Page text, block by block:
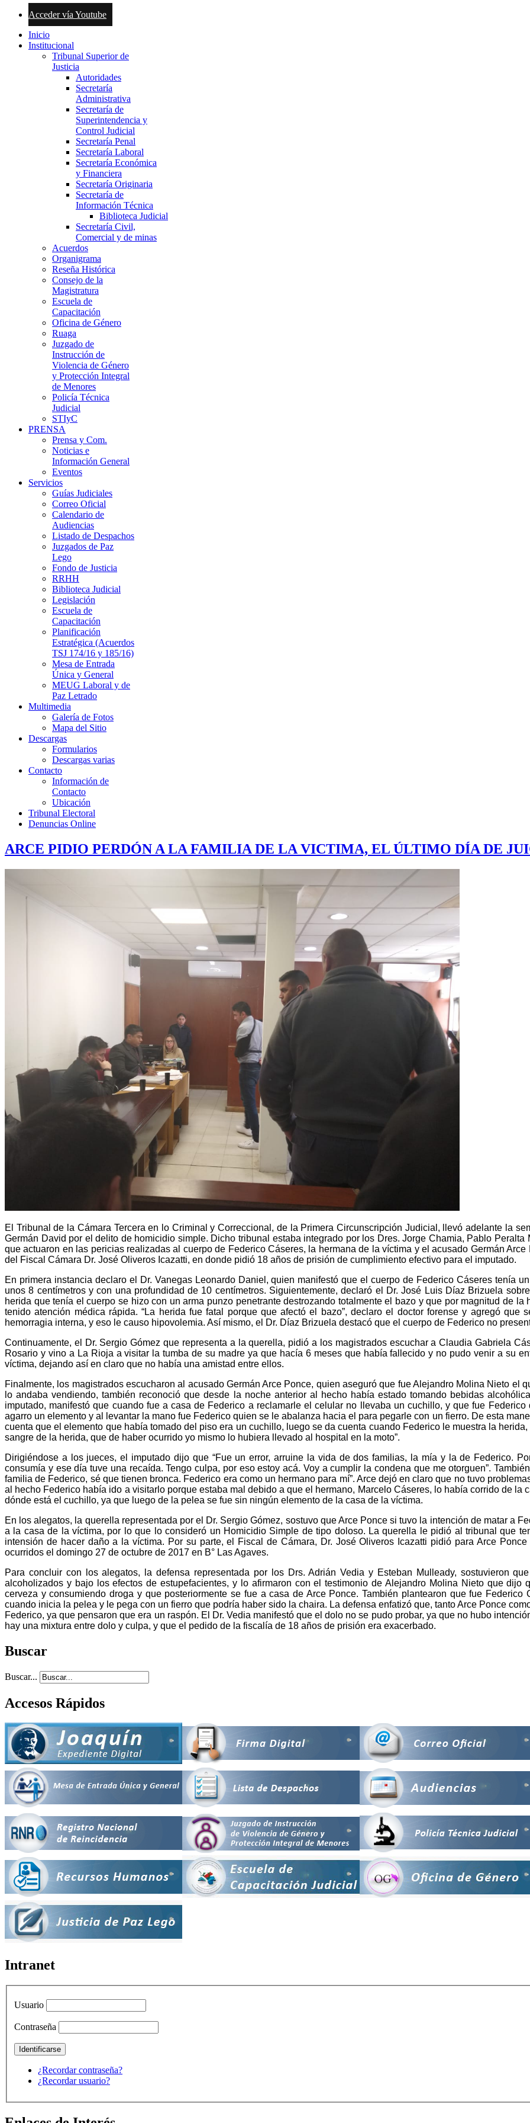
Acceder vía Youtube
Inicio
Institucional
Tribunal Superior de
Justicia
Autoridades
Secretaría
Administrativa
Secretaría de
Superintendencia y
Control Judicial
Secretaría Penal
Secretaría Laboral
Secretaría Económica
y Financiera
Secretaría Originaria
Secretaría de
Información Técnica
Biblioteca Judicial
Secretaría Civil,
Comercial y de minas
Acuerdos
Organigrama
Reseña Histórica
Consejo de la
Magistratura
Escuela de
Capacitación
Oficina de Género
Ruaga
Juzgado de
Instrucción de
Violencia de Género
y Protección Integral
de Menores
Policía Técnica
Judicial
STIyC
PRENSA
Prensa y Com.
Noticias e
Información General
Eventos
Servicios
Guías Judiciales
Correo Oficial
Calendario de
Audiencias
Listado de Despachos
Juzgados de Paz
Lego
Fondo de Justicia
RRHH
Biblioteca Judicial
Legislación
Escuela de
Capacitación
Planificación
Estratégica (Acuerdos
TSJ 174/16 y 185/16)
Mesa de Entrada
Única y General
MEUG Laboral y de
Paz Letrado
Multimedia
Galería de Fotos
Mapa del Sitio
Descargas
Formularios
Descargas varias
Contacto
Información de
Contacto
Ubicación
Tribunal Electoral
Denuncias Online
ARCE PIDIO PERDÓN A LA FAMILIA DE LA VICTIMA, EL ÚLTIMO DÍA DE
El Tribunal de la Cámara Tercera en lo Criminal y Correccional, de la Primera Circunscripción Judicial, llevó adelante la
Germán David por el delito de homicidio simple. Dicho tribunal estaba integrado por los Dres. Jorge Chamia, Pablo
que actuaron en las pericias realizadas al cuerpo de Federico Cáseres, la hermana de la víctima y el acusado Germán
del Fiscal Cámara Dr. José Oliveros Icazatti, en donde pidió 18 años de prisión de cumplimiento efectivo para el imputado.
En primera instancia declaro el Dr. Vanegas Leonardo Daniel, quien manifestó que el cuerpo de Federico Cáseres tenía
unos 8 centímetros y con una profundidad de 10 centímetros. Siguientemente, declaró el Dr. José Luis Díaz Brizuela
herida que tenía el cuerpo se hizo con un arma punzo penetrante destrozando totalmente el bazo y que por magnitud de
tenido atención médica rápida. “La herida fue fatal porque que afectó el bazo”, declaro el doctor forense y agregó
hemorragia interna, y eso le causo hipovolemia. Así mismo, el Dr. Díaz Brizuela destacó que el cuerpo de Federico no
Continuamente, el Dr. Sergio Gómez que representa a la querella, pidió a los magistrados escuchar a Claudia Gabriela
Rosario y vino a La Rioja a visitar la tumba de su madre ya que hacía 6 meses que había fallecido y no pudo venir a su
víctima, dejando así en claro que no había una amistad entre ellos.
Finalmente, los magistrados escucharon al acusado Germán Arce Ponce, quien aseguró que fue Alejandro Molina Nieto el
lo andaba vendiendo, también reconoció que desde la noche anterior al hecho había estado tomando bebidas
imputado, manifestó que cuando fue a casa de Federico a reclamarle el celular no llevaba un cuchillo, y que fue
agarro un elemento y al levantar la mano fue Federico quien se le abalanza hacia el para pegarle con un fierro. De esta
cuenta que el elemento que había tomado del piso era un cuchillo, luego se da cuenta cuando Federico le muestra la
sangre de la herida, que de haber ocurrido yo mismo lo hubiera llevado al hospital en la moto”.
Dirigiéndose a los jueces, el imputado dijo que “Fue un error, arruine la vida de dos familias, la mía y la de Federico.
consumía y ese día tuve una recaída. Tengo culpa, por eso estoy acá. Voy a cumplir la condena que me otorguen”.
familia de Federico, sé que tienen bronca. Federico era como un hermano para mí”. Arce dejó en claro que no tuvo
al hecho Federico había ido a visitarlo porque estaba mal debido a que el hermano, Marcelo Cáseres, lo había corrido de la
dónde está el cuchillo, ya que luego de la pelea se fue sin ningún elemento de la casa de la víctima.
En los alegatos, la querella representada por el Dr. Sergio Gómez, sostuvo que Arce Ponce si tuvo la intención de matar a
a la casa de la víctima, por lo que lo consideró un Homicidio Simple de tipo doloso. La querella le pidió al tribunal que
intensión de hacer daño a la víctima. Por su parte, el Fiscal de Cámara, Dr. José Oliveros Icazatti pidió para Arce
ocurridos el domingo 27 de octubre de 2017 en B° Las Agaves.
Para concluir con los alegatos, la defensa representada por los Drs. Adrián Vedia y Esteban Mulleady, sostuvieron
alcoholizados y bajo los efectos de estupefacientes, y lo afirmaron con el testimonio de Alejandro Molina Nieto que
cerveza y consumiendo droga y que posteriormente se fue a casa de Arce Ponce. También plantearon que fue
cuando inicia la pelea y le pega con un fierro que podría haber sido la chaira. La defensa enfatizó que, tanto Arce Ponce
Federico, ya que pensaron que era un raspón. El Dr. Vedia manifestó que el dolo no se pudo probar, ya que no hubo
hay una mixtura entre dolo y culpa, y que el pedido de la fiscalía de 18 años de prisión era exacerbado.
Buscar
Buscar...
Accesos Rápidos
Intranet
Usuario
Contraseña
¿Recordar contraseña?
¿Recordar usuario?